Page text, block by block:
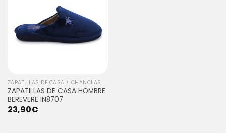
ZAPATILLAS DE CASA / CHANCLAS / SANITARIO HOMBRE
ZAPATILLAS DE CASA HOMBRE
BEREVERE IN8707
23,90€